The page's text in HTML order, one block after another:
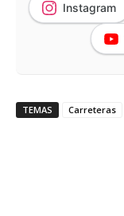
Instagram
TEMAS Carreteras